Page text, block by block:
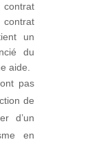
un
du
aide.
pas
de
d’un
en